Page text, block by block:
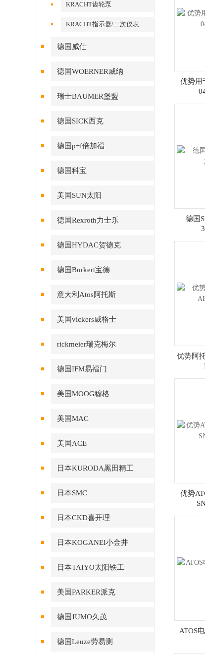
KRACHT齿轮泵
KRACHT指示器/二次仪表
德国威仕
德国WOERNER威纳
瑞士BAUMER堡盟
德国SICK西克
德国p+f倍加福
德国科宝
美国SUN太阳
德国Rexroth力士乐
德国HYDAC贺德克
德国Burkert宝德
意大利Atos阿托斯
美国vickers威格士
rickmeier瑞克梅尔
德国IFM易福门
美国MOOG穆格
美国MAC
美国ACE
日本KURODA黑田精工
日本SMC
日本CKD喜开理
日本KOGANEI小金井
日本TAIYO太阳铁工
美国PARKER派克
德国JUMO久茂
德国Leuze劳易测
优势用
德国
优势阿
优势
ATOS